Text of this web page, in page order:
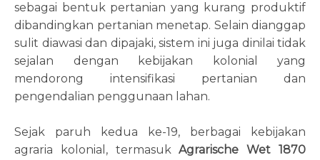
sebagai bentuk pertanian yang kurang produktif
dibandingkan pertanian menetap. Selain dianggap
sulit diawasi dan dipajaki, sistem ini juga dinilai tidak
sejalan dengan kebijakan kolonial yang
mendorong intensifikasi pertanian dan
pengendalian penggunaan lahan.
Sejak paruh kedua ke-19, berbagai kebijakan
agraria kolonial, termasukAgrarische Wet 1870